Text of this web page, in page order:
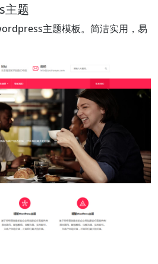
主题
主题模板。简洁实用，易